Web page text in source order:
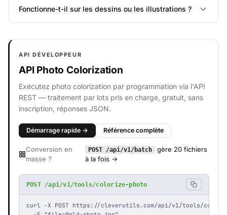
Fonctionne-t-il sur les dessins ou les illustrations ?
API DÉVELOPPEUR
API Photo Colorization
Exécutez photo colorization par programmation via l'API
REST — traitement par lots pris en charge, gratuit, sans
inscription, réponses JSON.
Démarrage rapide → Référence complète
Conversion en
masse ?
POST /api/v1/batch
gère 20 fichiers
à la fois →
POST /api/v1/tools/colorize-photo
curl -X POST https://cleverutils.com/api/v1/tools/